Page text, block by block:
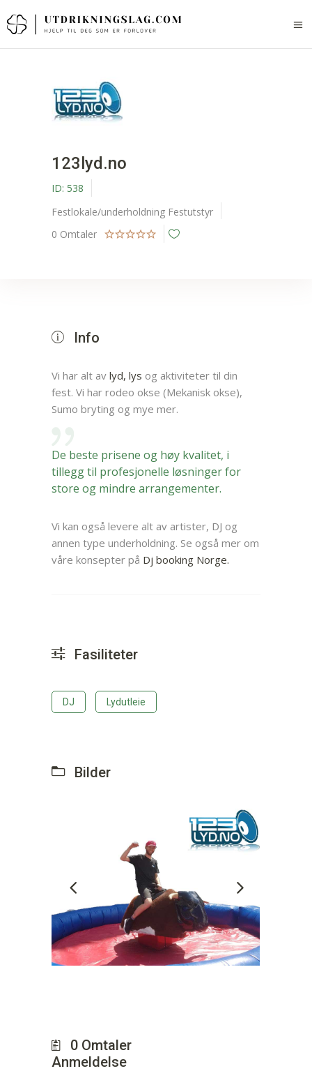
123lyd.no
ID: 538
Festlokale/underholdning Festutstyr
0 Omtaler
Info
Vi har alt av lyd, lys og aktiviteter til din
fest. Vi har rodeo okse (Mekanisk okse),
Sumo bryting og mye mer.
De beste prisene og høy kvalitet, i
tillegg til profesjonelle løsninger for
store og mindre arrangementer.
Vi kan også levere alt av artister, DJ og
annen type underholdning. Se også mer om
våre konsepter på Dj booking Norge.
Fasiliteter
DJ Lydutleie
Bilder
0 Omtaler
Anmeldelse